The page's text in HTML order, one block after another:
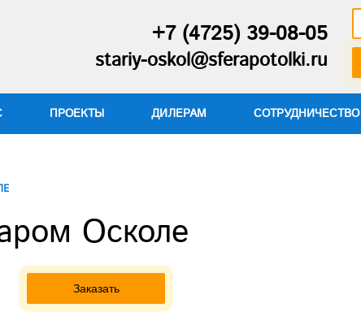
+7 (4725) 39-08-05
stariy-oskol@sferapotolki.ru
ПРОЕКТЫ ДИЛЕРАМ СОТРУДНИЧЕСТВО
Осколе
Заказать